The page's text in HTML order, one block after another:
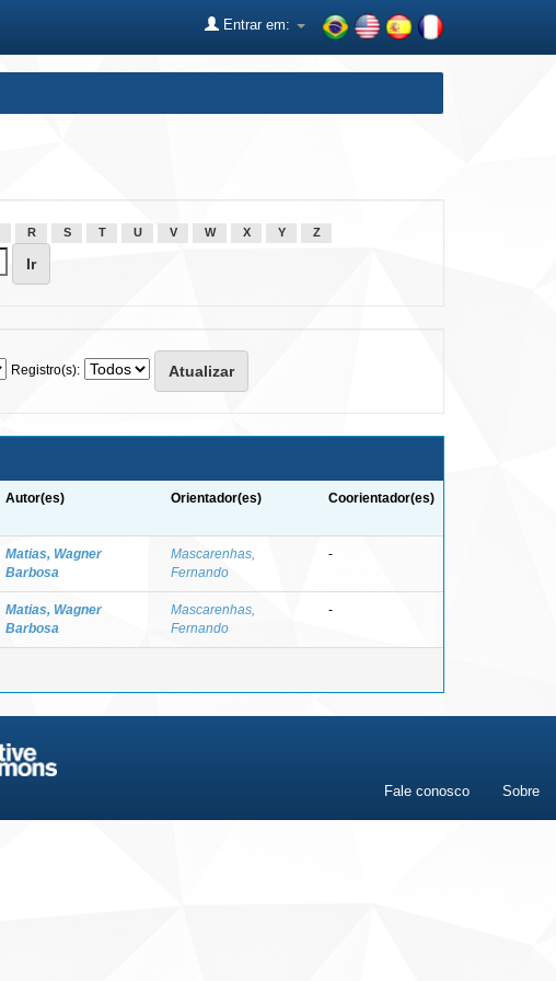
Entrar em:
R S T U V W X Y Z
Registro(s):
Autor(es) Orientador(es) Coorientador(es)
Matias, Wagner
Barbosa
Mascarenhas,
Fernando
-
Matias, Wagner
Barbosa
Mascarenhas,
Fernando
-
Fale conosco Sobre